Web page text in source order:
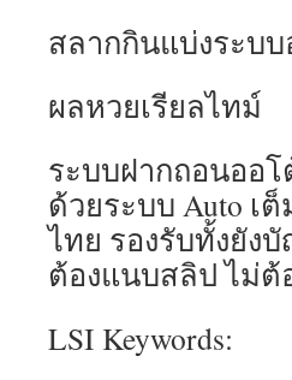
สลากกินแบ่งระบ
ผลหวยเรียลไทม์
ระบบฝากถอนออโ
ด้วยระบบ Auto เ
ไทย รองรับทั้งยัง
ต้องแนบสลิป ไม่ต้
LSI Keywords: